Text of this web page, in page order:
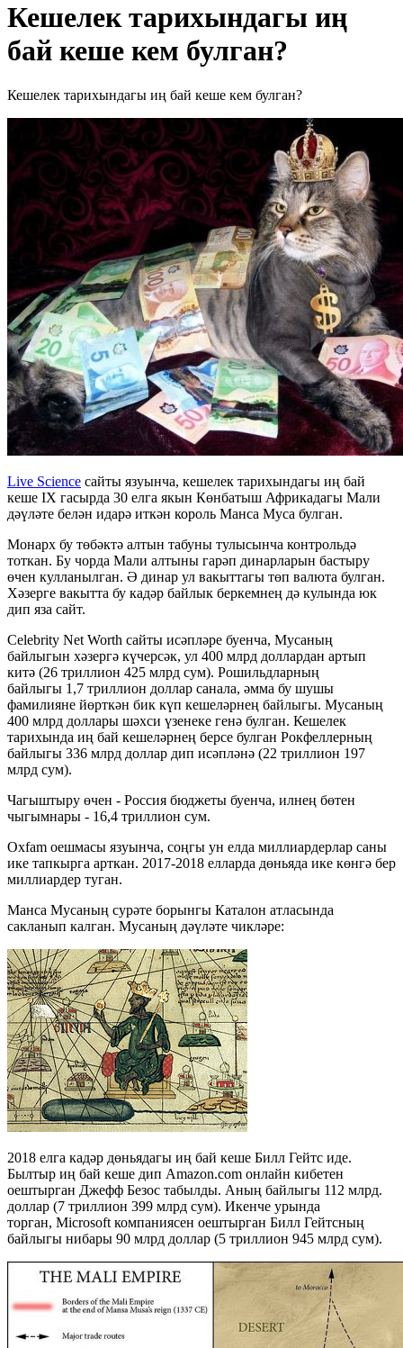
Кешелек тарихындагы иң
бай кеше кем булган?
Кешелек тарихындагы иң бай кеше кем булган?
Live Science сайты язуынча, кешелек тарихындагы иң бай
кеше IX гасырда 30 елга якын Көнбатыш Африкадагы Мали
дәүләте белән идарә иткән король Манса Муса булган.
Монарх бу төбәктә алтын табуны тулысынча контрольдә
тоткан. Бу чорда Мали алтыны гарәп динарларын бастыру
өчен кулланылган. Ә динар ул вакыттагы төп валюта булган.
Хәзерге вакытта бу кадәр байлык беркемнең дә кулында юк
дип яза сайт.
Сelebrity Net Worth сайты исәпләре буенча, Мусаның
байлыгын хәзергә күчерсәк, ул 400 млрд доллардан артып
китә (26 триллион 425 млрд сум). Рошильдларның
байлыгы 1,7 триллион доллар санала, әмма бу шушы
фамилияне йөрткән бик күп кешеләрнең байлыгы. Мусаның
400 млрд доллары шәхси үзенеке генә булган. Кешелек
тарихында иң бай кешеләрнең берсе булган Рокфеллерның
байлыгы 336 млрд доллар дип исәпләнә (22 триллион 197
млрд сум).
Чагыштыру өчен - Россия бюджеты буенча, илнең бөтен
чыгымнары - 16,4 триллион сум.
Oxfam оешмасы язуынча, соңгы ун елда миллиардерлар саны
ике тапкырга арткан. 2017-2018 елларда дөньяда ике көнгә бер
миллиардер туган.
Манса Мусаның сурәте борынгы Каталон атласында
сакланып калган. Мусаның дәүләте чикләре:
2018 елга кадәр дөньядагы иң бай кеше Билл Гейтс иде.
Былтыр иң бай кеше дип Amazon.com онлайн кибетен
оештырган Джефф Безос табылды. Аның байлыгы 112 млрд.
доллар (7 триллион 399 млрд сум). Икенче урында
торган, Microsoft компаниясен оештырган Билл Гейтсның
байлыгы нибары 90 млрд доллар (5 триллион 945 млрд сум).